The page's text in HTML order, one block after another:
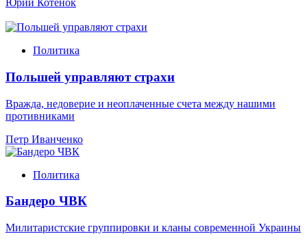
Юрий Котенок
Политика
Польшей управляют страхи
Вражда, недоверие и неоплаченные счета между нашими
противниками
Петр Иванченко
Политика
Бандеро ЧВК
Милитаристские группировки и кланы современной Украины